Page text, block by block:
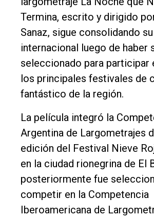
único
DIARIO
Balcarce
Inicio
Tendencia
Int.
General
Política
Cultura
Entrevistas
Rural
Termina, escrito y dirigido
Sanaz, sigue consolidando
internacional luego de haber
seleccionado para participar
los principales festivales de
fantástico de la región.
La película integró la
Argentina de Largometrajes
edición del Festival Nieve
en la ciudad rionegrina de El
posteriormente fue
competir en la Competencia
Iberoamericana de